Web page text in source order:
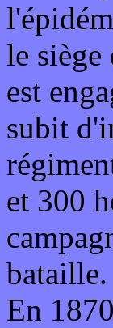
le
est
subit
et 300
bataille.
En